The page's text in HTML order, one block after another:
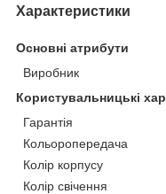
Характеристики
Основні атрибути
Виробник
Користувальницькі
Гарантія
Кольоропередача
Колір корпусу
Колір свічення